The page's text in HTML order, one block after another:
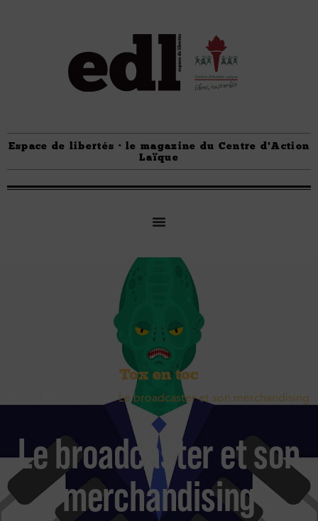
Espace de libertés · le magazine du Centre d'Action
Laïque
Tox en toc
-Le broadcaster et son merchandising
Le broadcaster et son
merchandising